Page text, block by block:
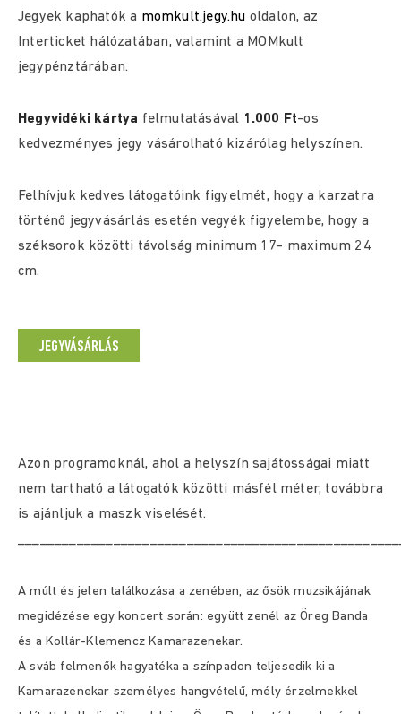
Jegyek kaphatók a momkult.jegy.hu oldalon, az
Interticket hálózatában, valamint a MOMkult
jegypénztárában.
Hegyvidéki kártya felmutatásával 1.000 Ft-os
kedvezményes jegy vásárolható kizárólag helyszínen.
Felhívjuk kedves látogatóink figyelmét, hogy a karzatra
történő jegyvásárlás esetén vegyék figyelembe, hogy a
széksorok közötti távolság minimum 17- maximum 24
cm.
JEGYVÁSÁRLÁS
Azon programoknál, ahol a helyszín sajátosságai miatt
nem tartható a látogatók közötti másfél méter, továbbra
is ajánljuk a maszk viselését.
A múlt és jelen találkozása a zenében, az ősök muzsikájának
megidézése egy koncert során: együtt zenél az Öreg Banda
és a Kollár-Klemencz Kamarazenekar.
A sváb felmenők hagyatéka a színpadon teljesedik ki a
Kamarazenekar személyes hangvételű, mély érzelmekkel